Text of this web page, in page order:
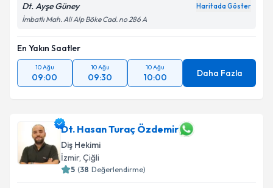
Dt. Ayşe Güney Haritada Göster
İmbatlı Mah. Ali Alp Böke Cad. no 286 A
En Yakın Saatler
10 Ağu
09:00
10 Ağu
09:30
10 Ağu
10:00 Daha Fazla
Dt. Hasan Turaç Özdemir
Diş Hekimi
İzmir, Çiğli
5 (38 Değerlendirme)